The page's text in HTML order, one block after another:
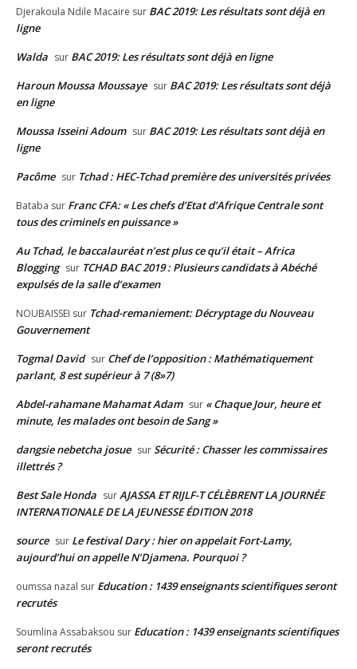
Djerakoula Ndile Macaire sur BAC 2019: Les résultats sont déjà en
ligne
Walda sur BAC 2019: Les résultats sont déjà en ligne
Haroun Moussa Moussaye sur BAC 2019: Les résultats sont déjà
en ligne
Moussa Isseini Adoum sur BAC 2019: Les résultats sont déjà en
ligne
Pacôme sur Tchad : HEC-Tchad première des universités privées
Bataba sur Franc CFA: « Les chefs d’Etat d’Afrique Centrale sont
tous des criminels en puissance »
Au Tchad, le baccalauréat n’est plus ce qu’il était – Africa
Blogging sur TCHAD BAC 2019 : Plusieurs candidats à Abéché
expulsés de la salle d’examen
NOUBAISSEI sur Tchad-remaniement: Décryptage du Nouveau
Gouvernement
Togmal David sur Chef de l’opposition : Mathématiquement
parlant, 8 est supérieur à 7 (8»7)
Abdel-rahamane Mahamat Adam sur « Chaque Jour, heure et
minute, les malades ont besoin de Sang »
dangsie nebetcha josue surSécurité : Chasser les commissaires
illettrés ?
Best Sale Honda surAJASSA ET RIJLF-T CÉLÈBRENT LA JOURNÉE
INTERNATIONALE DE LA JEUNESSE ÉDITION 2018
source sur Le festival Dary : hier on appelait Fort-Lamy,
aujourd’hui on appelle N’Djamena. Pourquoi ?
oumssa nazal sur Education : 1439 enseignants scientifiques seront
recrutés
Soumlina Assabaksou sur Education : 1439 enseignants scientifiques
seront recrutés